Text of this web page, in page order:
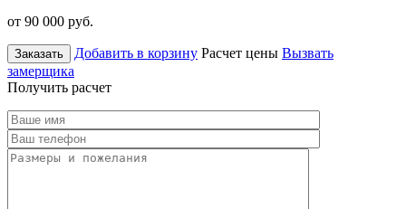
от 90 000 руб.
Заказать Добавить в корзину Расчет цены Вызвать
замерщика
Получить расчет